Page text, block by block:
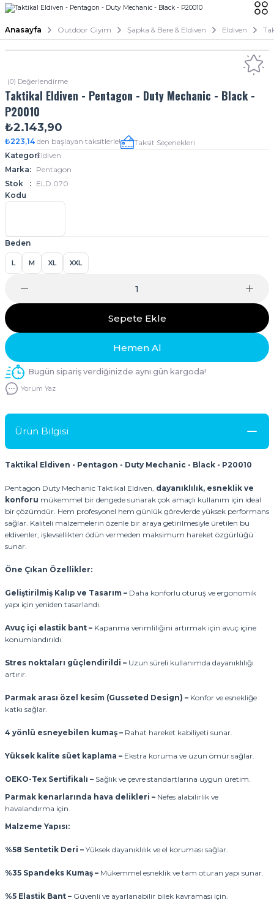
Anasayfa Outdoor Giyim Şapka & Bere & Eldiven Eldiven
(0) Değerlendirme
Taktikal Eldiven - Pentagon - Duty Mechanic - Black -
P20010
₺2.143,90
₺223,14 den başlayan taksitlerle!
Taksit Seçenekleri
KategoriEldiven
Marka
Pentagon
Stok
Kodu
ELD.070
Beden
L M XL XXL
Sepete Ekle
Hemen Al
Bugün sipariş verdiğinizde aynı gün kargoda!
Yorum Yaz
Ürün Bilgisi
Taktikal Eldiven - Pentagon - Duty Mechanic - Black - P20010
Pentagon Duty Mechanic Taktikal Eldiven, dayanıklılık, esneklik ve
konforu mükemmel bir dengede sunarak çok amaçlı kullanım için ideal
bir çözümdür. Hem profesyonel hem günlük görevlerde yüksek performans
sağlar. Kaliteli malzemelerin özenle bir araya getirilmesiyle üretilen bu
eldivenler, işlevsellikten ödün vermeden maksimum hareket özgürlüğü
sunar.
Öne Çıkan Özellikler:
Geliştirilmiş Kalıp ve Tasarım – Daha konforlu oturuş ve ergonomik
yapı için yeniden tasarlandı.
Avuç içi elastik bant – Kapanma verimliliğini artırmak için avuç içine
konumlandırıldı.
Stres noktaları güçlendirildi – Uzun süreli kullanımda dayanıklılığı
artırır.
Parmak arası özel kesim (Gusseted Design) – Konfor ve esnekliğe
katkı sağlar.
4 yönlü esneyebilen kumaş – Rahat hareket kabiliyeti sunar.
Yüksek kalite süet kaplama – Ekstra koruma ve uzun ömür sağlar.
OEKO-Tex Sertifikalı – Sağlık ve çevre standartlarına uygun üretim.
Parmak kenarlarında hava delikleri – Nefes alabilirlik ve
havalandırma için.
Malzeme Yapısı:
%58 Sentetik Deri – Yüksek dayanıklılık ve el koruması sağlar.
%35 Spandeks Kumaş – Mükemmel esneklik ve tam oturan yapı sunar.
%5 Elastik Bant – Güvenli ve ayarlanabilir bilek kavraması için.